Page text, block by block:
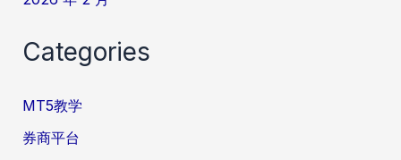
Categories
MT5教学
券商平台